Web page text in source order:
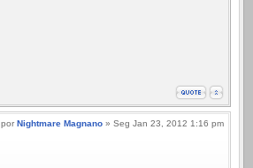
Mensagem
por Nightmare Magnano » Seg Jan 23, 2012 1:16 pm